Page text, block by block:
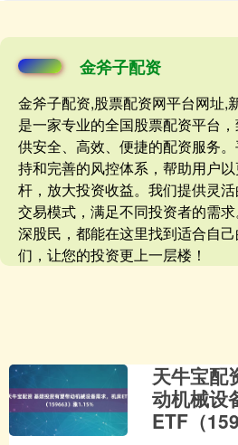
金斧子配资
金斧子配资,股票配资网平台网址
是一家专业的全国股票配资平台
供安全、高效、便捷的配资服务
持和完善的风控体系，帮助用户
杆，放大投资收益。我们提供灵
交易模式，满足不同投资者的需
深股民，都能在这里找到适合自
们，让您的投资更上一层楼！
天牛宝配
动机械设
ETF（